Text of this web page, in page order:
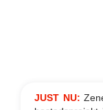
JUST NU: